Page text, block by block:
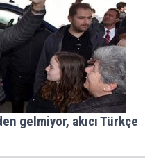
gelmiyor, akıcı Türkçe